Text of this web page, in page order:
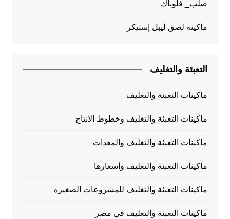
صلب_ فلوباك
ماكينة لصق ليبل إستيكر
التعبئة والتغليف
ماكينات التعبئة والتغليف
ماكينات التعبئة والتغليف وخطوط الانتاج
ماكينات التعبئة والتغليف والمعدات
ماكينات التعبئة والتغليف وأسعارها
ماكينات التعبئة والتغليف للمشروعات الصغيره
ماكينات التعبئة والتغليف في مصر